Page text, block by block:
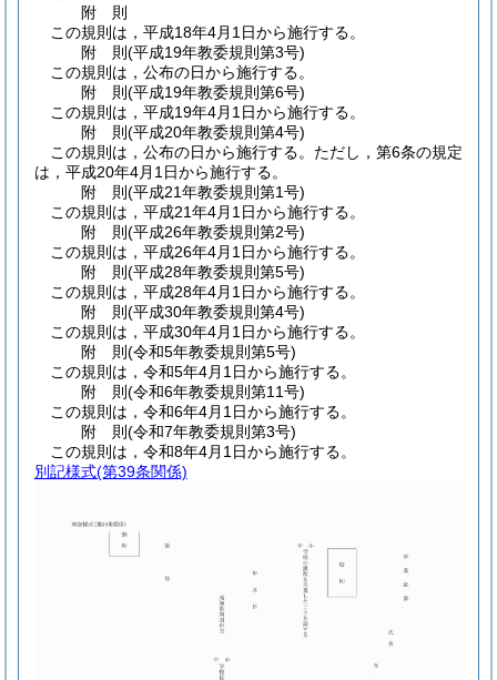
附 則
この規則は，平成18年4月1日から施行する。
附 則(平成19年教委規則第3号)
この規則は，公布の日から施行する。
附 則(平成19年教委規則第6号)
この規則は，平成19年4月1日から施行する。
附 則(平成20年教委規則第4号)
この規則は，公布の日から施行する。 ただし，第6条の規定
は，平成20年4月1日から施行する。
附 則(平成21年教委規則第1号)
この規則は，平成21年4月1日から施行する。
附 則(平成26年教委規則第2号)
この規則は，平成26年4月1日から施行する。
附 則(平成28年教委規則第5号)
この規則は，平成28年4月1日から施行する。
附 則(平成30年教委規則第4号)
この規則は，平成30年4月1日から施行する。
附 則(令和5年教委規則第5号)
この規則は，令和5年4月1日から施行する。
附 則(令和6年教委規則第11号)
この規則は，令和6年4月1日から施行する。
附 則(令和7年教委規則第3号)
この規則は，令和8年4月1日から施行する。
別記様式(第39条関係)